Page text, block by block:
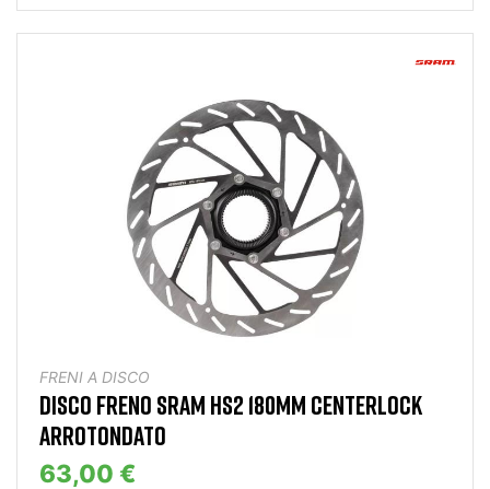
FRENI A DISCO
DISCO FRENO SRAM HS2 180MM CENTERLOCK
ARROTONDATO
63,00 €